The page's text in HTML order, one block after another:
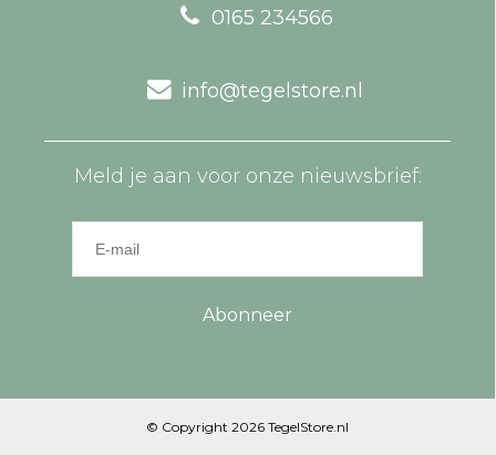
0165 234566
info@tegelstore.nl
Meld je aan voor onze nieuwsbrief:
Abonneer
© Copyright 2026 TegelStore.nl